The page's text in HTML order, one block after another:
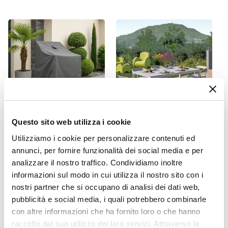
Questo sito web utilizza i cookie
Utilizziamo i cookie per personalizzare contenuti ed
annunci, per fornire funzionalità dei social media e per
analizzare il nostro traffico. Condividiamo inoltre
informazioni sul modo in cui utilizza il nostro sito con i
nostri partner che si occupano di analisi dei dati web,
pubblicità e social media, i quali potrebbero combinarle
con altre informazioni che ha fornito loro o che hanno
raccolto dal suo utilizzo dei loro servizi. Attraverso la
lecover protettive . Non utilizzare teli in cotone o
plastica non specifici, perché potrebbero
danneggiare l’arredo. È raccomandato, inoltre,
non utilizzare prodotti chimici aggressivi.
Altezza
78 cm
Altezza Seduta
45 cm
Bianco
Materiale Struttura
Polipropilene
Portata Massima
150 kg
Colore Struttura
Bianco
Impilabile
Copertura protettiva per
pila di sedie in poliestere
idrorepellente 70x70x120h
cm - Wakanda
€ 19,00
Tavolo da giardino 180x90
cm in alluminio bianco con
top effetto marmo bianco -
Meditheo
€ 387,00